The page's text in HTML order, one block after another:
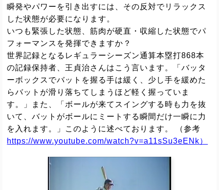
瞬発やパワーを引き出すには、その反対でリラックス
した状態が必要になります。
いつも緊張した状態、筋肉が硬直・収縮した状態でパ
フォーマンスを発揮できますか？
世界記録となるレギュラーシーズン通算本塁打868本
の記録保持者、王貞治さんはこう言います。「バッタ
ーボックスでバットを握る手は緩く、少し手を緩めた
らバットが滑り落ちてしまうほど軽く握っていま
す。」また、「ボールが来てスイングする時も力を抜
いて、バットがボールにミートする瞬間だけ一瞬に力
を入れます。」このように述べております。 （参考
https://www.youtube.com/watch?v=a11sSu3eENk）